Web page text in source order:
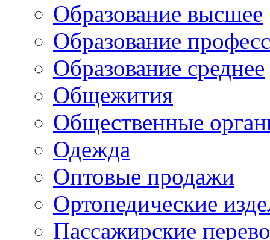
Образование высшее
Образование
Образование среднее
Общежития
Общественные
Одежда
Оптовые продажи
Ортопедические
Пассажирские